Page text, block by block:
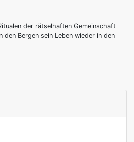
der rätselhaften Gemeinschaft
Bergen sein Leben wieder in den